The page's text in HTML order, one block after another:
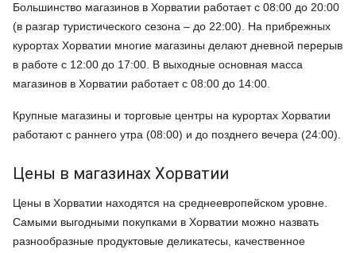
Большинство магазинов в Хорватии работает с 08:00 до 20:00
(в разгар туристического сезона – до 22:00). На прибрежных
курортах Хорватии многие магазины делают дневной перерыв
в работе с 12:00 до 17:00. В выходные основная масса
магазинов в Хорватии работает с 08:00 до 14:00.
Крупные магазины и торговые центры на курортах Хорватии
работают с раннего утра (08:00) и до позднего вечера (24:00).
Цены в магазинах Хорватии
Цены в Хорватии находятся на среднеевропейском уровне.
Самыми выгодными покупками в Хорватии можно назвать
разнообразные продуктовые деликатесы, качественное